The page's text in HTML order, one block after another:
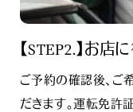
【STEP2.】お店に
ご予約の確認後、ご
だきます。運転免許